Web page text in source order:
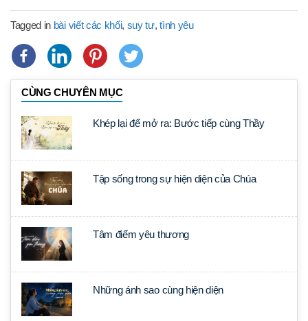
Tagged in bài viết các khối, suy tư,tình yêu
CÙNG CHUYÊN MỤC
Khép lại để mở ra: Bước tiếp cùng Thầy
Tập sống trong sự hiện diện của Chúa
Tâm điểm yêu thương
Những ánh sao cùng hiện diện